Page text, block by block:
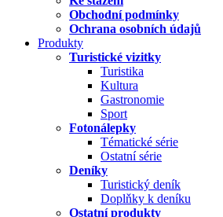
Obchodní podmínky
Ochrana osobních údajů
Produkty
Turistické vizitky
Turistika
Kultura
Gastronomie
Sport
Fotonálepky
Tématické série
Ostatní série
Deníky
Turistický deník
Doplňky k deníku
Ostatní produkty